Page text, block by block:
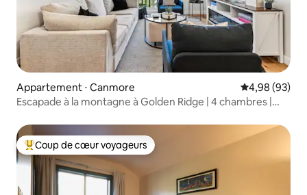
Appartement ⋅ Canmore Évaluation
4,98 (93)
Escapade à la montagne à Golden Ridge | 4 chambres |
Coups de cœur voyageurs les plus appréciés
Coup de cœur voyageurs